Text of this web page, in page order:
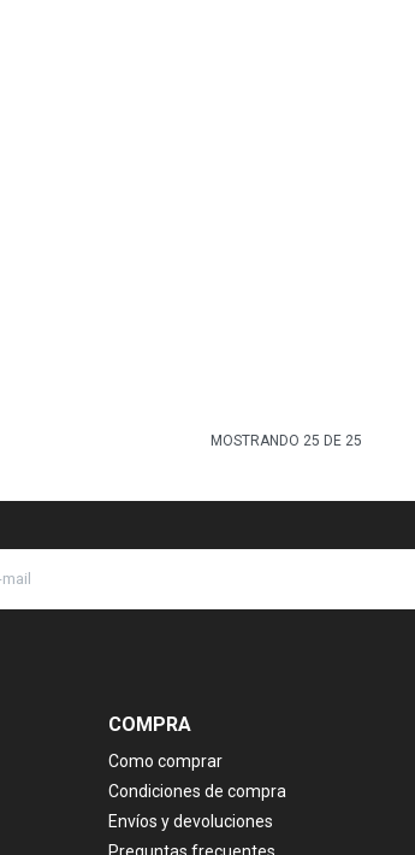
MOSTRANDO 25 DE 25
COMPRA
Como comprar
Condiciones de compra
Envíos y devoluciones
Preguntas frecuentes